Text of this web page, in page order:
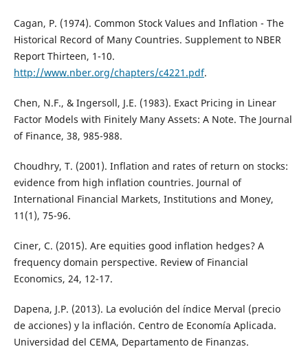
Cagan, P. (1974). Common Stock Values and Inflation - The
Historical Record of Many Countries. Supplement to NBER
Report Thirteen, 1-10.
http://www.nber.org/chapters/c4221.pdf.
Chen, N.F., & Ingersoll, J.E. (1983). Exact Pricing in Linear
Factor Models with Finitely Many Assets: A Note. The Journal
of Finance, 38, 985-988.
Choudhry, T. (2001). Inflation and rates of return on stocks:
evidence from high inflation countries. Journal of
International Financial Markets, Institutions and Money,
11(1), 75-96.
Ciner, C. (2015). Are equities good inflation hedges? A
frequency domain perspective. Review of Financial
Economics, 24, 12-17.
Dapena, J.P. (2013). La evolución del índice Merval (precio
de acciones) y la inflación. Centro de Economía Aplicada.
Universidad del CEMA, Departamento de Finanzas.